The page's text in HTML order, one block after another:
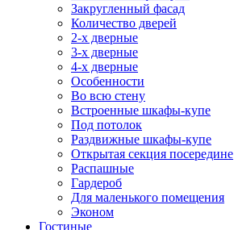
Закругленный фасад
Количество дверей
2-х дверные
3-х дверные
4-х дверные
Особенности
Во всю стену
Встроенные шкафы-купе
Под потолок
Раздвижные шкафы-купе
Открытая секция посередине
Распашные
Гардероб
Для маленького помещения
Эконом
Гостиные